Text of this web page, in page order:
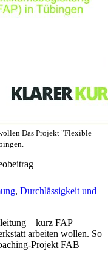
Das Projekt "Flexible
, Durchlässigkeit und
– kurz FAP
arbeiten wollen. So
Projekt FAB